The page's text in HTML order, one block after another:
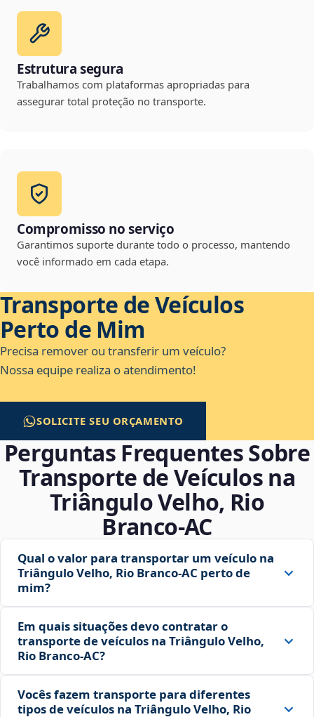
Estrutura segura
Trabalhamos com plataformas apropriadas para
assegurar total proteção no transporte.
Compromisso no serviço
Garantimos suporte durante todo o processo, mantendo
você informado em cada etapa.
Transporte de Veículos
Perto de Mim
Precisa remover ou transferir um veículo?
Nossa equipe realiza o atendimento!
SOLICITE SEU ORÇAMENTO
Perguntas Frequentes Sobre
Transporte de Veículos na
Triângulo Velho, Rio
Branco‑AC
Qual o valor para transportar um veículo na
Triângulo Velho, Rio Branco‑AC perto de
mim?
Em quais situações devo contratar o
transporte de veículos na Triângulo Velho,
Rio Branco‑AC?
Vocês fazem transporte para diferentes
tipos de veículos na Triângulo Velho, Rio